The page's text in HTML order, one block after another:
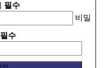
필수
비밀
필수